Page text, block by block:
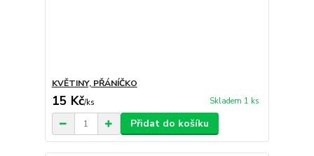
KVĚTINY, PŘÁNÍČKO
15 Kč/ks Skladem 1 ks
Přidat do košíku